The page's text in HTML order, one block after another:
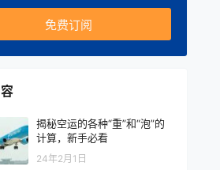
揭秘空运的各种“重”和“泡”的
计算，新手必看
24年2月1日